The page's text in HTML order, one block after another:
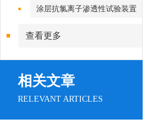
涂层抗氯离子渗透性试验装置
查看更多
相关文章
RELEVANT ARTICLES